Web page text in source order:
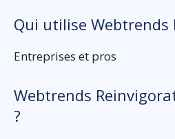
Qui utilise Webtrends
Entreprises et pros
Webtrends
?